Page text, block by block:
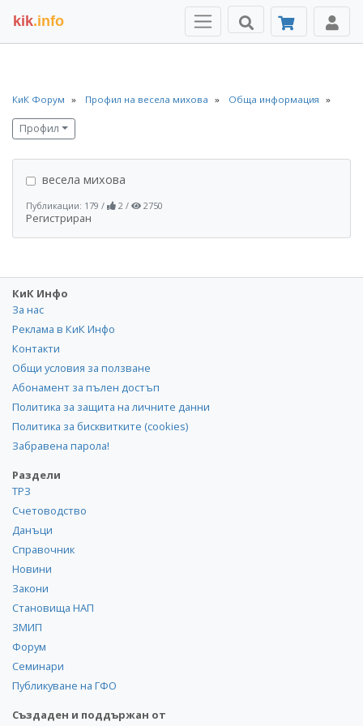
kik.info
КиК Форум Профил на весела михова Обща информация
Профил
весела михова
Публикации: 179 / 2 / 2750
Регистриран
КиК Инфо
За нас
Реклама в КиК Инфо
Контакти
Общи условия за ползване
Абонамент за пълен достъп
Политика за защита на личните данни
Политика за бисквитките (cookies)
Забравена парола!
Раздели
ТРЗ
Счетоводство
Данъци
Справочник
Новини
Закони
Становища НАП
ЗМИП
Форум
Семинари
Публикуване на ГФО
Създаден и поддържан от